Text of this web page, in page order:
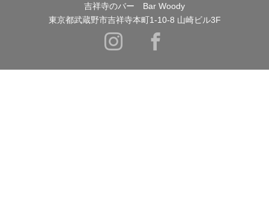
吉祥寺のバー Bar Woody
東京都武蔵野市吉祥寺本町1-10-8 山崎ビル3F